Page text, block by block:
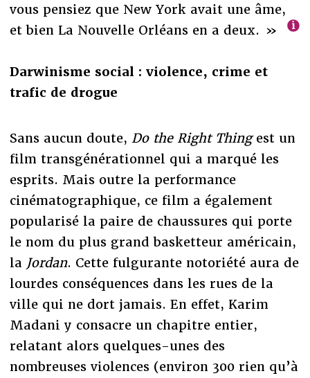
vous pensiez que New York avait une âme,
et bien La Nouvelle Orléans en a deux. »
Darwinisme social : violence, crime et
trafic de drogue
Sans aucun doute, Do the Right Thingest un
film transgénérationnel qui a marqué les
esprits. Mais outre la performance
cinématographique, ce film a également
popularisé la paire de chaussures qui porte
le nom du plus grand basketteur américain,
la Jordan. Cette fulgurante notoriété aura de
lourdes conséquences dans les rues de la
ville qui ne dort jamais. En effet, Karim
Madani y consacre un chapitre entier,
relatant alors quelques-unes des
nombreuses violences (environ 300 rien qu’à